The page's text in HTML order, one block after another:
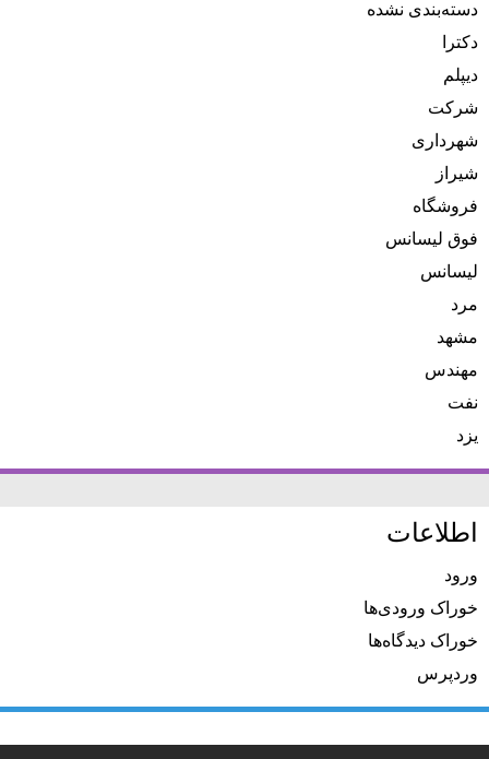
دسته‌بندی نشده
دکترا
دیپلم
شرکت
شهرداری
شیراز
فروشگاه
فوق لیسانس
لیسانس
مرد
مشهد
مهندس
نفت
یزد
اطلاعات
ورود
خوراک ورودی‌ها
خوراک دیدگاه‌ها
وردپرس